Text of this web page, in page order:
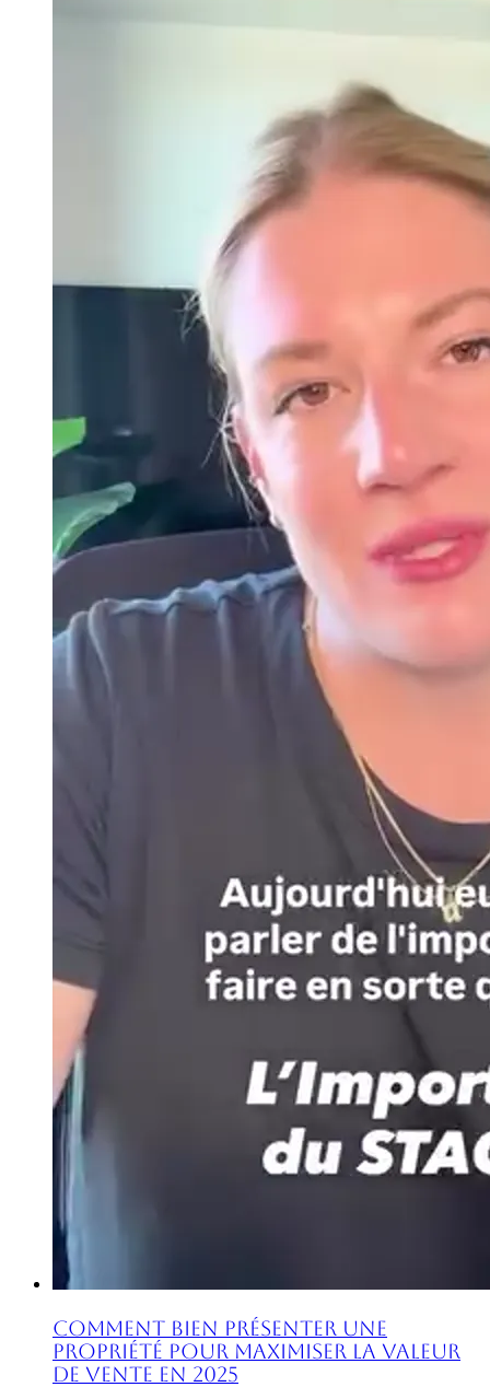
Comment Bien Présenter une
Propriété pour Maximiser la Valeur
de Vente en 2025